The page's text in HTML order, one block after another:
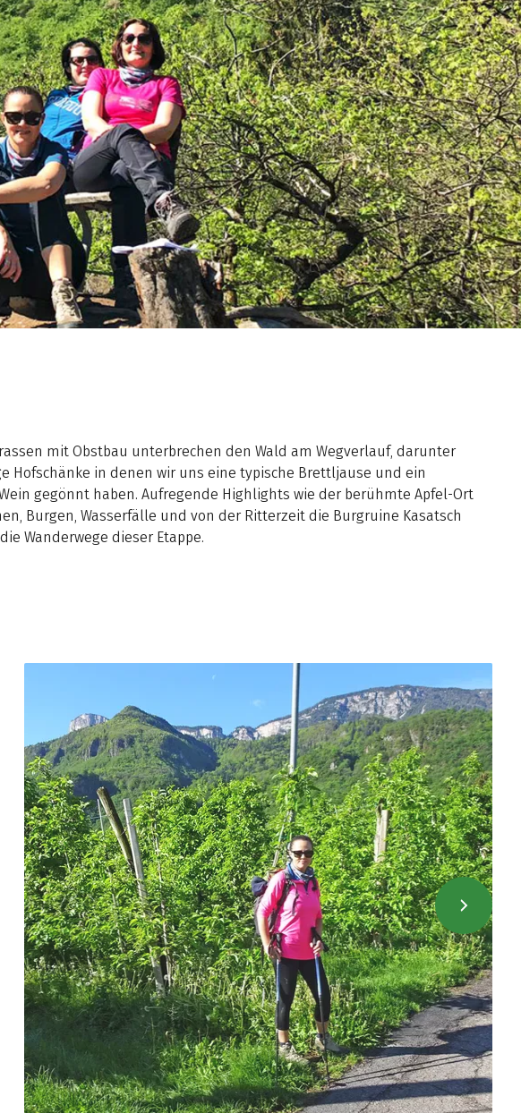
mit Obstbau unterbrechen den Wald am Wegverlauf, darunter
Hofschänke in denen wir uns eine typische Brettljause und ein
gegönnt haben. Aufregende Highlights wie der berühmte Apfel-Ort
Burgen, Wasserfälle und von der Ritterzeit die Burgruine Kasatsch
Wanderwege dieser Etappe.